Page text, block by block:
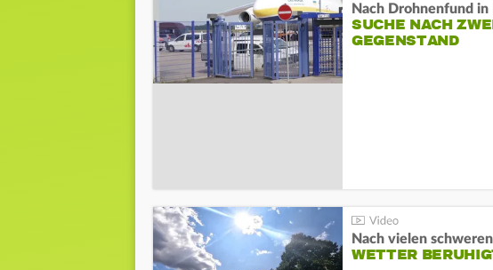
Nach Drohnenfund in
SUCHE NACH
GEGENSTAND
Nach vielen
WETTER